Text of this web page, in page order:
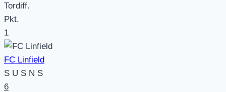
Tordiff.
Pkt.
1
FC Linfield
S U S N S
6